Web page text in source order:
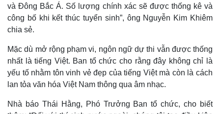
Cuộc sống đó đây
Hồ sơ
Ảnh
E-Magazine
và Đông Bắc Á. Số lượng chính xác sẽ được thống kê và
công bố khi kết thúc tuyển sinh”, ông Nguyễn Kim Khiêm
chia sẻ.
Mặc dù mở rộng phạm vi, ngôn ngữ dự thi vẫn được thống
nhất là tiếng Việt. Ban tổ chức cho rằng đây không chỉ là
yếu tố nhằm tôn vinh vẻ đẹp của tiếng Việt mà còn là cách
lan tỏa văn hóa Việt Nam thông qua âm nhạc.
Nhà báo Thái Hằng, Phó Trưởng Ban tổ chức, cho biết